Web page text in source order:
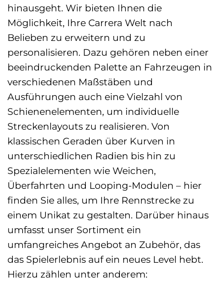
hinausgeht. Wir bieten Ihnen die
Möglichkeit, Ihre Carrera Welt nach
Belieben zu erweitern und zu
personalisieren. Dazu gehören neben einer
beeindruckenden Palette an Fahrzeugen in
verschiedenen Maßstäben und
Ausführungen auch eine Vielzahl von
Schienenelementen, um individuelle
Streckenlayouts zu realisieren. Von
klassischen Geraden über Kurven in
unterschiedlichen Radien bis hin zu
Spezialelementen wie Weichen,
Überfahrten und Looping-Modulen – hier
finden Sie alles, um Ihre Rennstrecke zu
einem Unikat zu gestalten. Darüber hinaus
umfasst unser Sortiment ein
umfangreiches Angebot an Zubehör, das
das Spielerlebnis auf ein neues Level hebt.
Hierzu zählen unter anderem: